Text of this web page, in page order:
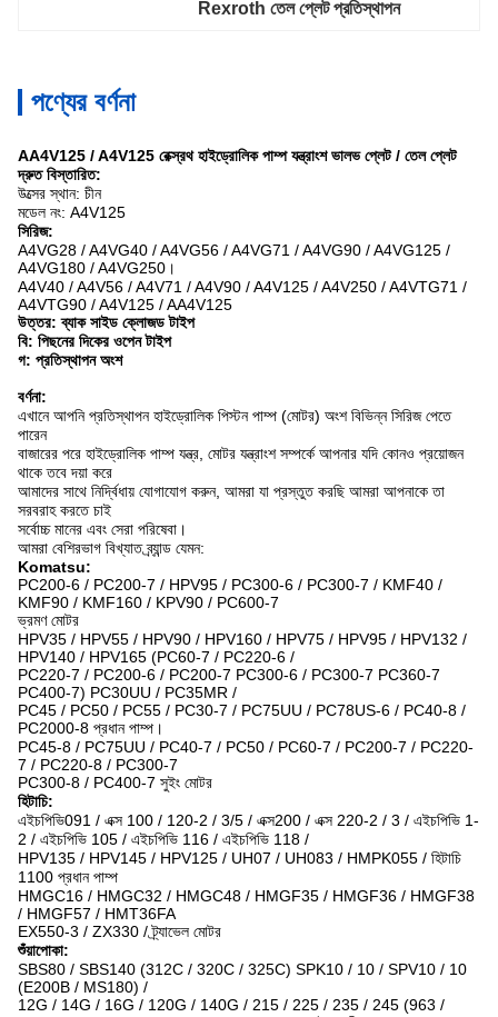
Rexroth তেল প্লেট প্রতিস্থাপন
পণ্যের বর্ণনা
AA4V125 / A4V125 রেক্স্রথ হাইড্রোলিক পাম্প যন্ত্রাংশ ভালভ প্লেট / তেল প্লেট
দ্রুত বিস্তারিত:
উত্সের স্থান: চীন
মডেল নং: A4V125
সিরিজ:
A4VG28 / A4VG40 / A4VG56 / A4VG71 / A4VG90 / A4VG125 /
A4VG180 / A4VG250।
A4V40 / A4V56 / A4V71 / A4V90 / A4V125 / A4V250 / A4VTG71 /
A4VTG90 / A4V125 / AA4V125
উত্তর: ব্যাক সাইড ক্লোজড টাইপ
বি: পিছনের দিকের ওপেন টাইপ
গ: প্রতিস্থাপন অংশ
বর্ণনা:
এখানে আপনি প্রতিস্থাপন হাইড্রোলিক পিস্টন পাম্প (মোটর) অংশ বিভিন্ন সিরিজ পেতে
পারেন
বাজারের পরে হাইড্রোলিক পাম্প যন্ত্র, মোটর যন্ত্রাংশ সম্পর্কে আপনার যদি কোনও প্রয়োজন
থাকে তবে দয়া করে
আমাদের সাথে নির্দ্বিধায় যোগাযোগ করুন, আমরা যা প্রস্তুত করছি আমরা আপনাকে তা
সরবরাহ করতে চাই
সর্বোচ্চ মানের এবং সেরা পরিষেবা।
আমরা বেশিরভাগ বিখ্যাত ব্র্যান্ড যেমন:
Komatsu:
PC200-6 / PC200-7 / HPV95 / PC300-6 / PC300-7 / KMF40 /
KMF90 / KMF160 / KPV90 / PC600-7
ভ্রমণ মোটর
HPV35 / HPV55 / HPV90 / HPV160 / HPV75 / HPV95 / HPV132 /
HPV140 / HPV165 (PC60-7 / PC220-6 /
PC220-7 / PC200-6 / PC200-7 PC300-6 / PC300-7 PC360-7
PC400-7) PC30UU / PC35MR /
PC45 / PC50 / PC55 / PC30-7 / PC75UU / PC78US-6 / PC40-8 /
PC2000-8 প্রধান পাম্প।
PC45-8 / PC75UU / PC40-7 / PC50 / PC60-7 / PC200-7 / PC220-
7 / PC220-8 / PC300-7
PC300-8 / PC400-7 সুইং মোটর
হিটাচি:
এইচপিভি091 / এক্স 100 / 120-2 / 3/5 / এক্স200 / এক্স 220-2 / 3 / এইচপিভি 1-
2 / এইচপিভি 105 / এইচপিভি 116 / এইচপিভি 118 /
HPV135 / HPV145 / HPV125 / UH07 / UH083 / HMPK055 / হিটাচি
1100 প্রধান পাম্প
HMGC16 / HMGC32 / HMGC48 / HMGF35 / HMGF36 / HMGF38
/ HMGF57 / HMT36FA
EX550-3 / ZX330 / ট্র্যাভেল মোটর
শুঁয়াপোকা:
SBS80 / SBS140 (312C / 320C / 325C) SPK10 / 10 / SPV10 / 10
(E200B / MS180) /
12G / 14G / 16G / 120G / 140G / 215 / 225 / 235 / 245 (963 /